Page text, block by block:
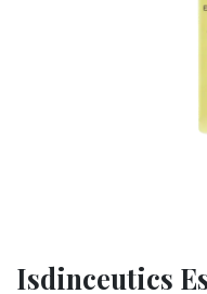
Isdinceutics